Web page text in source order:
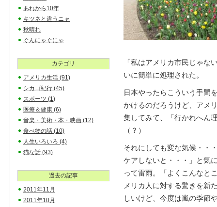
「私はアメリカ市民じゃな
いに簡単に処理された。
日本やったらこういう手間
かけるのだろうけど、アメ
集してみて、「行かれへん
（？）
それにしても変な気候・・
ケアしないと・・・」と気
って雷雨。「よくこんなと
メリカ人に対する驚きを新
しいけど、今度は嵐の季節
あれから10年
キツネと違うニャ
秋晴れ
ぐんにゃぐにゃ
カテゴリ
アメリカ生活 (91)
シカゴ紀行 (45)
スポーツ (1)
医療＆健康 (6)
音楽・美術・本・映画 (12)
食べ物の話 (10)
人生いろいろ (4)
猫な話 (93)
過去の記事
2011年11月
2011年10月